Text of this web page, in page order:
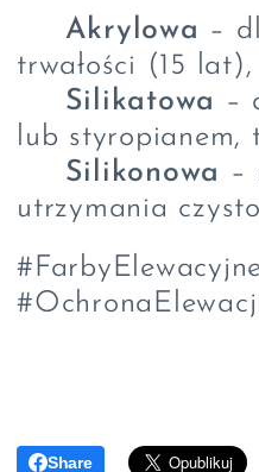
Akrylowa –
trwałości (15
Silikatowa –
lub styropianem,
Silikonowa –
utrzymania
Share